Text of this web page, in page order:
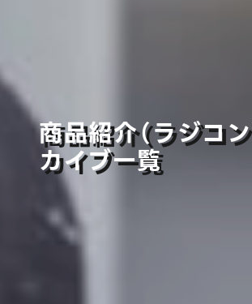
商品紹介（ラジコ
カイブ一覧